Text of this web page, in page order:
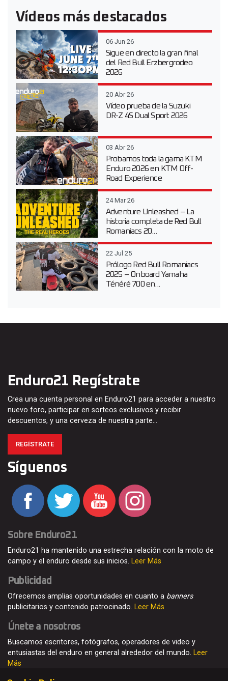
Vídeos más destacados
06 Jun 26
Sigue en directo la gran final
del Red Bull Erzbergrodeo
2026
20 Abr 26
Vídeo prueba de la Suzuki
DR-Z 4S Dual Sport 2026
03 Abr 26
Probamos toda la gama KTM
Enduro 2026 en KTM Off-
Road Experience
24 Mar 26
Adventure Unleashed – La
historia completa de Red Bull
Romaniacs 20...
22 Jul 25
Prólogo Red Bull Romaniacs
2025 – Onboard Yamaha
Ténéré 700 en...
Enduro21 Regístrate
Crea una cuenta personal en Enduro21 para acceder a nuestro
nuevo foro, participar en sorteos exclusivos y recibir
descuentos, y una cerveza de nuestra parte…
REGÍSTRATE
Síguenos
Sobre Enduro21
Enduro21 ha mantenido una estrecha relación con la moto de
campo y el enduro desde sus inicios. Leer Más
Publicidad
Ofrecemos amplias oportunidades en cuanto a banners
publicitarios y contenido patrocinado. Leer Más
Únete a nosotros
Buscamos escritores, fotógrafos, operadores de video y
entusiastas del enduro en general alrededor del mundo. Leer
Más